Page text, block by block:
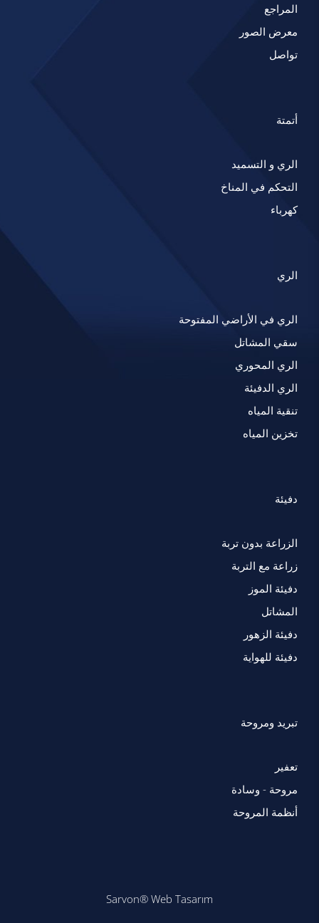
المراجع
معرض الصور
تواصل
أتمتة
الري و التسميد
التحكم في المناخ
كهرباء
الري
الري في الأراضي المفتوحة
سقي المشاتل
الري المحوري
الري الدفيئة
تنقية المياه
تخزين المياه
دفيئة
الزراعة بدون تربة
زراعة مع التربة
دفيئة الموز
المشاتل
دفيئة الزهور
دفيئة للهواية
تبريد ومروحة
تعفير
مروحة - وسادة
أنظمة المروحة
Sarvon®Web Tasarım